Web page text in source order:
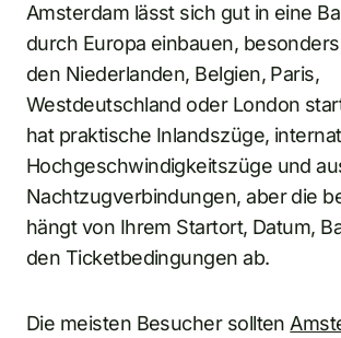
Amsterdam lässt sich gut in eine
durch Europa einbauen,
den Niederlanden, Belgien, Paris,
Westdeutschland oder London
hat praktische Inlandszüge,
Hochgeschwindigkeitszüge und
Nachtzugverbindungen, aber die
hängt von Ihrem Startort, Datum,
den Ticketbedingungen ab.
Die meisten Besucher sollten